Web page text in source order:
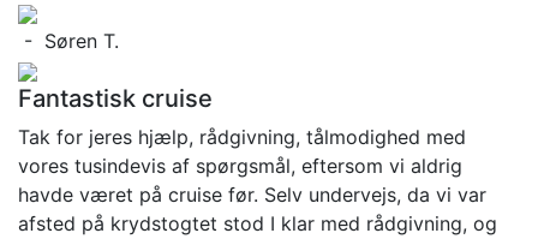
- Søren T.
Fantastisk cruise
Tak for jeres hjælp, rådgivning, tålmodighed med
vores tusindevis af spørgsmål, eftersom vi aldrig
havde været på cruise før. Selv undervejs, da vi var
afsted på krydstogtet stod I klar med rådgivning, og